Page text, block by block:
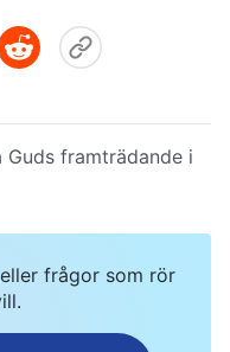
Guds framträdande i
frågor som rör